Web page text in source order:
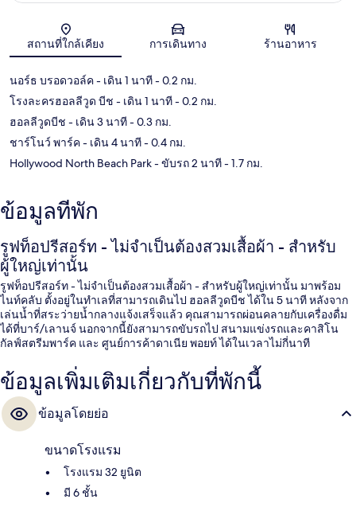
แผนที่
สถานที่ใกล้เคียง การเดินทาง ร้านอาหาร
นอร์ธ บรอดวอล์ค- เดิน 1 นาที- 0.2 กม.
โรงละครฮอลลีวูด บีช - เดิน 1 นาที- 0.2 กม.
ฮอลลีวูดบีช - เดิน 3 นาที- 0.3 กม.
ชาร์โนว์ พาร์ค- เดิน 4 นาที- 0.4 กม.
Hollywood North Beach Park- ขับรถ 2 นาที- 1.7 กม.
ข้อมูลที่พัก
รูฟท็อปรีสอร์ท - ไม่จำเป็นต้องสวมเสื้อผ้า - สำหรับ
ผู้ใหญ่เท่านั้น
รูฟท็อปรีสอร์ท - ไม่จำเป็นต้องสวมเสื้อผ้า - สำหรับผู้ใหญ่เท่านั้น มาพร้อม
ไนท์คลับ ตั้งอยู่ในทำเลที่สามารถเดินไป ฮอลลีวูดบีช ได้ใน 5 นาที หลังจาก
เล่นน้ำที่สระว่ายน้ำกลางแจ้งเสร็จแล้ว คุณสามารถผ่อนคลายกับเครื่องดื่ม
ได้ที่บาร์/เลานจ์ นอกจากนี้ยังสามารถขับรถไป สนามแข่งรถและคาสิโน
กัลฟ์สตรีมพาร์ค และ ศูนย์การค้าดาเนีย พอยท์ ได้ในเวลาไม่กี่นาที
ข้อมูลเพิ่มเติมเกี่ยวกับที่พักนี้
ข้อมูลโดยย่อ
ขนาดโรงแรม
โรงแรม 32 ยูนิต
มี 6 ชั้น